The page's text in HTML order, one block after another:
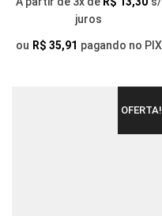
juros
ou R$ 35,91 pagando no PIX
OFERTA!